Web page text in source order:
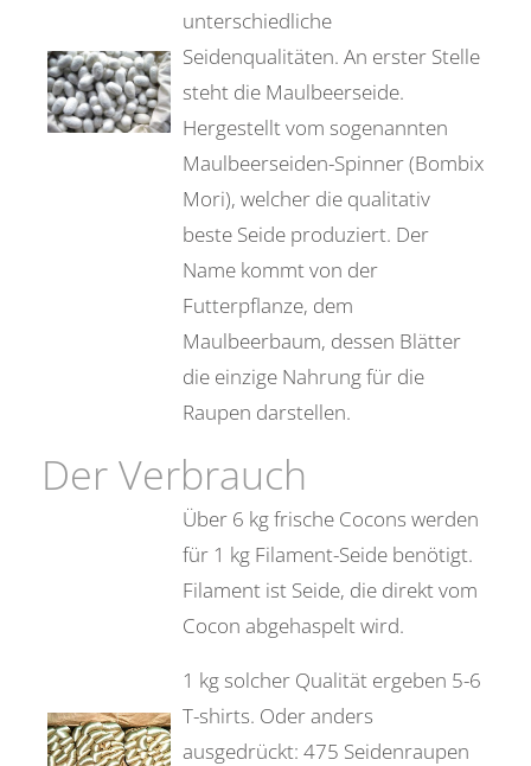
unterschiedliche
Seidenqualitäten. An erster Stelle
steht die Maulbeerseide.
Hergestellt vom sogenannten
Maulbeerseiden-Spinner (Bombix
Mori), welcher die qualitativ
beste Seide produziert. Der
Name kommt von der
Futterpflanze, dem
Maulbeerbaum, dessen Blätter
die einzige Nahrung für die
Raupen darstellen.
Der Verbrauch
Über 6 kg frische Cocons werden
für 1 kg Filament-Seide benötigt.
Filament ist Seide, die direkt vom
Cocon abgehaspelt wird.
1 kg solcher Qualität ergeben 5-6
T-shirts. Oder anders
ausgedrückt: 475 Seidenraupen